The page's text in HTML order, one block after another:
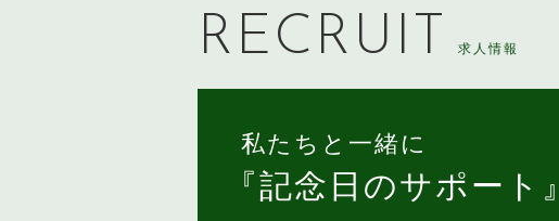
RECRUIT 求人情報
私たちと一緒に
『記念日のサポート』